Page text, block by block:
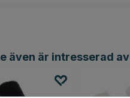
även är intresserad av